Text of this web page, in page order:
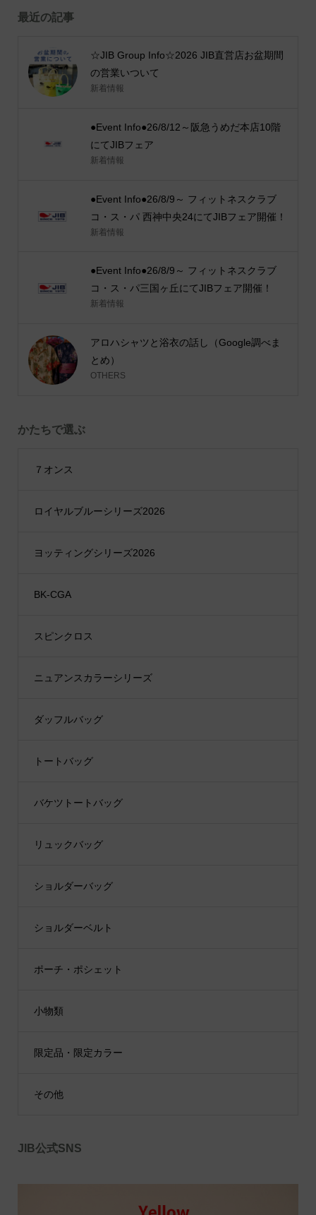
最近の記事
☆JIB Group Info☆2026 JIB直営店お盆期間
の営業いついて
新着情報
●Event Info●26/8/12～阪急うめだ本店10階
にてJIBフェア
新着情報
●Event Info●26/8/9～ フィットネスクラブ
コ・ス・パ 西神中央24にてJIBフェア開催！
新着情報
●Event Info●26/8/9～ フィットネスクラブ
コ・ス・パ三国ヶ丘にてJIBフェア開催！
新着情報
アロハシャツと浴衣の話し（Google調べま
とめ）
OTHERS
かたちで選ぶ
７オンス
ロイヤルブルーシリーズ2026
ヨッティングシリーズ2026
BK-CGA
スピンクロス
ニュアンスカラーシリーズ
ダッフルバッグ
トートバッグ
バケツトートバッグ
リュックバッグ
ショルダーバッグ
ショルダーベルト
ポーチ・ポシェット
小物類
限定品・限定カラー
その他
JIB公式SNS